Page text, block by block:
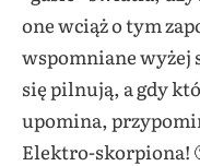
one wciąż o tym
wspomniane wyżej
się pilnują, a gdy
upomina,
Elektro-skorpiona!